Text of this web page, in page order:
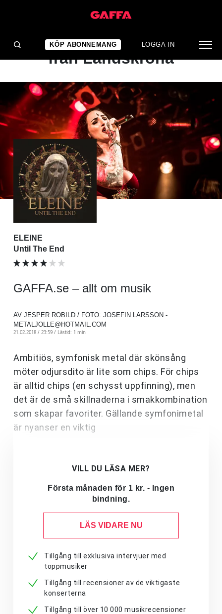
KÖP ABONNEMANG LOGGA IN
ALBUMRECENSION
Välsnidad symfonimetal
från Landskrona
ELEINE
Until The End
GAFFA.se – allt om musik
AV JESPER ROBILD / FOTO: JOSEFIN LARSSON -
METALJOLLE@HOTMAIL.COM
21.02.2018 / 23:59 / Lästid: 1 min
Ambitiös, symfonisk metal där skönsång
möter odjursdito är lite som chips. För chips
är alltid chips (en schysst uppfinning), men
det är de små skillnaderna i smakkombination
som skapar favoriter. Gällande symfonimetal
är nyanser en viktig
VILL DU LÄSA MER?
Första månaden för 1 kr. - Ingen
bindning.
LÄS VIDARE NU
Tillgång till exklusiva intervjuer med
toppmusiker
Tillgång till recensioner av de viktigaste
konserterna
Tillgång till över 10 000 musikrecensioner